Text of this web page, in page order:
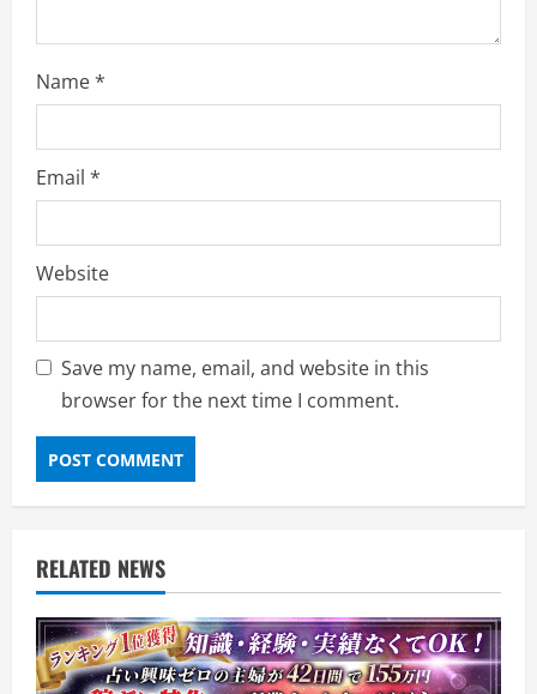
Name*
Email *
Website
Save my name, email, and website in this
browser for the next time I comment.
RELATED NEWS